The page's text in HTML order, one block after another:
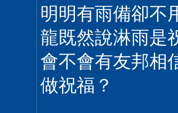
明明有雨備卻不
龍既然說淋雨是
會不會有友邦相
做祝福？